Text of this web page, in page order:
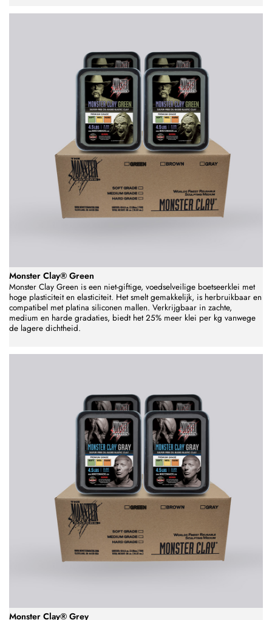
Monster Clay® Green
Monster Clay Green is een niet-giftige, voedselveilige boetseerklei met
hoge plasticiteit en elasticiteit. Het smelt gemakkelijk, is herbruikbaar en
compatibel met platina siliconen mallen. Verkrijgbaar in zachte,
medium en harde gradaties, biedt het 25% meer klei per kg vanwege
de lagere dichtheid.
Monster Clay® Grey